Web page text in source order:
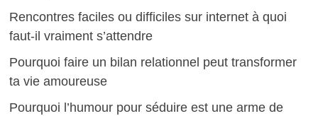
Rencontres faciles ou difficiles sur internet à quoi
faut-il vraiment s’attendre
Pourquoi faire un bilan relationnel peut transformer
ta vie amoureuse
Pourquoi l’humour pour séduire est une arme de